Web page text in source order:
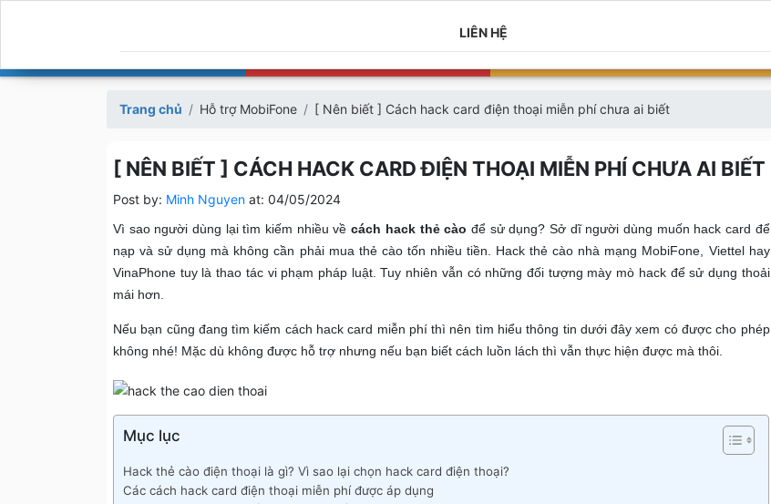
LIÊN HỆ
Trang chủ Hỗ trợ MobiFone [ Nên biết ] Cách hack card điện thoại miễn phí chưa ai biết
[ NÊN BIẾT ] CÁCH HACK CARD ĐIỆN THOẠI MIỄN PHÍ CHƯA AI BIẾT
Post by: Minh Nguyen at: 04/05/2024
Vì sao người dùng lại tìm kiếm nhiều vềcách hack thẻ cào để sử dụng? Sở dĩ người dùng muốn hack card để
nạp và sử dụng mà không cần phải mua thẻ cào tốn nhiều tiền. Hack thẻ cào nhà mạng MobiFone, Viettel hay
VinaPhone tuy là thao tác vi phạm pháp luật. Tuy nhiên vẫn có những đối tượng mày mò hack để sử dụng thoải
mái hơn.
Nếu bạn cũng đang tìm kiếm cách hack card miễn phí thì nên tìm hiểu thông tin dưới đây xem có được cho phép
không nhé! Mặc dù không được hỗ trợ nhưng nếu bạn biết cách luồn lách thì vẫn thực hiện được mà thôi.
Mục lục
Hack thẻ cào điện thoại là gì? Vì sao lại chọn hack card điện thoại?
Các cách hack card điện thoại miễn phí được áp dụng